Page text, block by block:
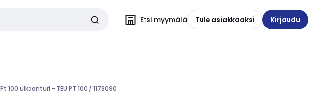
Etsi myymälä Tule asiakkaaksi Kirjaudu
Pt 100 ulkoanturi - TEU PT 100 / 1173090